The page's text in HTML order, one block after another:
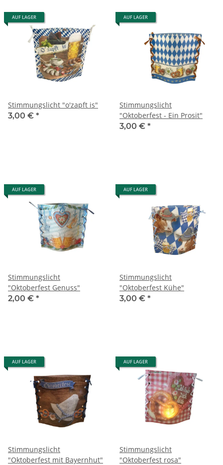
AUF LAGER
Stimmungslicht "o'zapft is"
3,00 € *
AUF LAGER
Stimmungslicht
"Oktoberfest - Ein Prosit"
3,00 € *
AUF LAGER
Stimmungslicht
"Oktoberfest Genuss"
2,00 € *
AUF LAGER
Stimmungslicht
"Oktoberfest Kühe"
3,00 € *
AUF LAGER
Stimmungslicht
"Oktoberfest mit Bayernhut"
AUF LAGER
Stimmungslicht
"Oktoberfest rosa"